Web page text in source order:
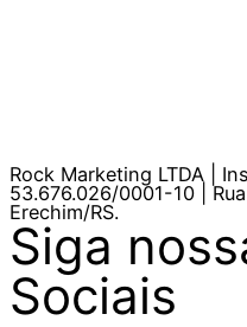
Rock Marketing LTDA |
53.676.026/0001-10 |
Erechim/RS.
Siga
Sociais